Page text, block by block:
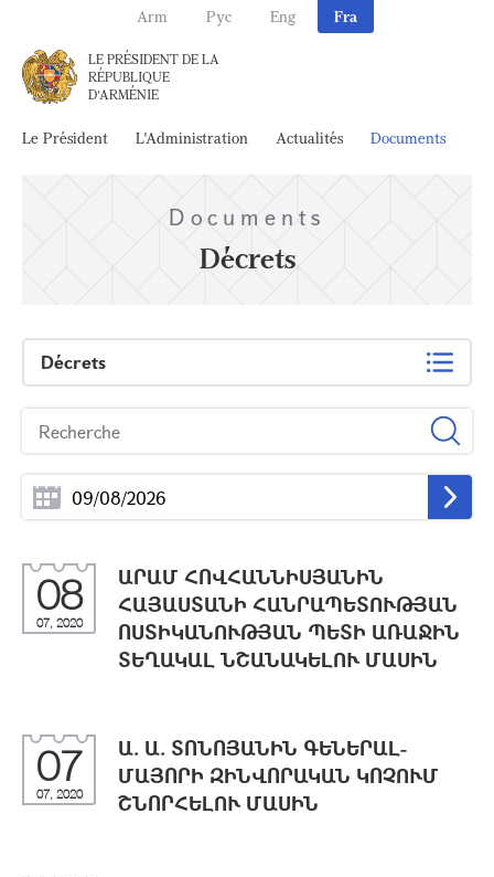
Arm Рус Eng Fra
LE PRÉSIDENT DE LA
RÉPUBLIQUE
D'ARMÉNIE
Le Président L'Administration Actualités Documents
Documents
Décrets
Décrets
08
07, 2020
ԱՐԱՄ ՀՈՎՀԱՆՆԻՍՅԱՆԻՆ
ՀԱՅԱՍՏԱՆԻ ՀԱՆՐԱՊԵՏՈՒԹՅԱՆ
ՈՍՏԻԿԱՆՈՒԹՅԱՆ ՊԵՏԻ ԱՌԱՋԻՆ
ՏԵՂԱԿԱԼ ՆՇԱՆԱԿԵԼՈՒ ՄԱՍԻՆ
07
07, 2020
Ա. Ա. ՏՈՆՈՅԱՆԻՆ ԳԵՆԵՐԱԼ-
ՄԱՅՈՐԻ ԶԻՆՎՈՐԱԿԱՆ ԿՈՉՈՒՄ
ՇՆՈՐՀԵԼՈՒ ՄԱՍԻՆ